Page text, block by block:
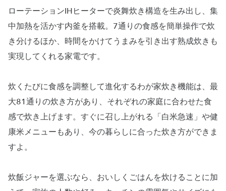
ローテーションIHヒーターで炎舞炊き構造を生み出し、集
中加熱を活かす内釜を搭載。7通りの食感を簡単操作で炊
き分けるほか、時間をかけてうまみを引き出す熟成炊きも
実現してくれる家電です。
炊くたびに食感を調整して進化するわが家炊き機能は、最
大81通りの炊き方があり、それぞれの家庭に合わせた食
感で炊き上げます。すぐに召し上がれる「白米急速」や健
康米メニューもあり、今の暮らしに合った炊き方ができま
すよ。
炊飯ジャーを選ぶなら、おいしくごはんを炊けることに加